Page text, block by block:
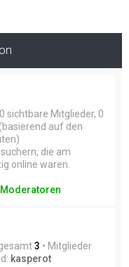
sichtbare Mitglieder, 0
auf den
die am
online waren.
3 • Mitglieder
kasperot